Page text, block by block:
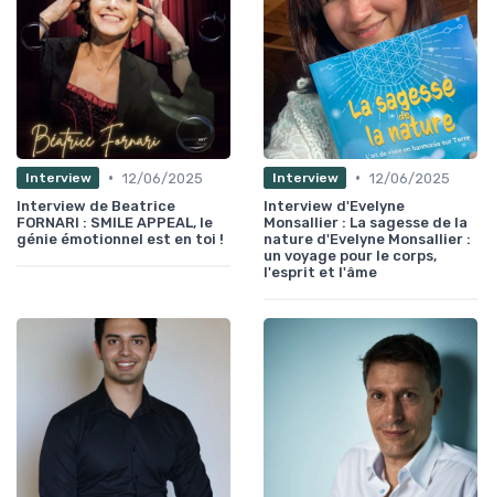
Interview • 12/06/2025
Interview de Beatrice
FORNARI : SMILE APPEAL, le
génie émotionnel est en toi !
Interview • 12/06/2025
Interview d'Evelyne
Monsallier : La sagesse de la
nature d'Evelyne Monsallier :
un voyage pour le corps,
l'esprit et l'âme